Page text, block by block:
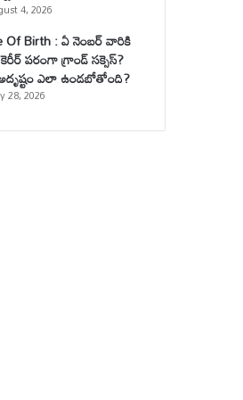
4, 2026
Of Birth : ఏ నెంబర్ వారికి
పరంగా గ్రాండ్ సక్సెస్?
ఎలా ఉండబోతోంది?
28, 2026